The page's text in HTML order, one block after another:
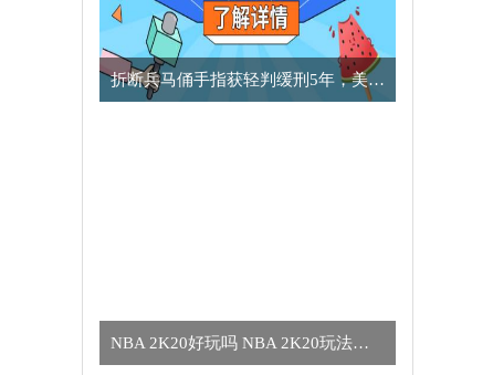
​折断兵马俑手指获轻判缓刑5年，美国男子向中方致歉
NBA 2K20好玩吗 NBA 2K20玩法简介